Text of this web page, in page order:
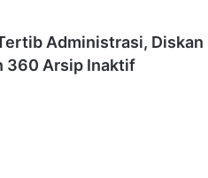
Administrasi, Diskan
360 Arsip Inaktif